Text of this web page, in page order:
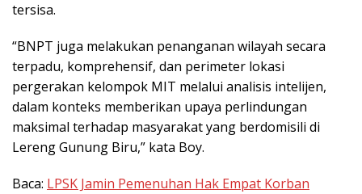
tersisa.
“BNPT juga melakukan penanganan wilayah secara
terpadu, komprehensif, dan perimeter lokasi
pergerakan kelompok MIT melalui analisis intelijen,
dalam konteks memberikan upaya perlindungan
maksimal terhadap masyarakat yang berdomisili di
Lereng Gunung Biru,” kata Boy.
Baca: LPSK Jamin Pemenuhan Hak Empat Korban